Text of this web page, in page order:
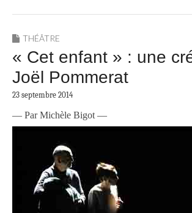
THÉÂTRE
« Cet enfant » : une
Joël Pommerat
23 septembre 2014
— Par Michèle Bigot —